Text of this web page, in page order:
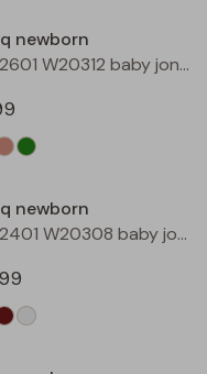
newborn
3312601 W20312 baby jongens T-shirt lm Groen mos
newborn
3312401 W20308 baby jongens sweater Bruin